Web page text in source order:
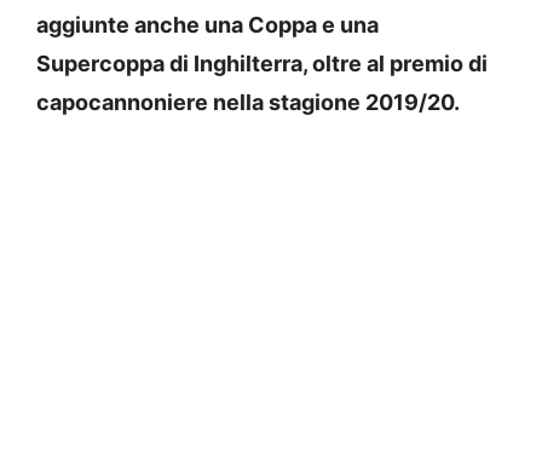
aggiunte anche una Coppa e una
Supercoppa di Inghilterra, oltre al premio di
capocannoniere nella stagione 2019/20.